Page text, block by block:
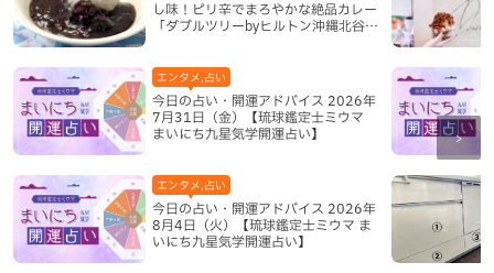
し味！ピリ辛でまろやかな絶品カレー
「ダブルツリーbyヒルトン沖縄北谷リ
今日の占い・開運アドバイス 2026年
7月31日（金）【琉球鑑定士ミウマ
まいにち九星気学開運占い】
エンタメ,占い
今日の占い・開運アドバイス 2026年
8月4日（火）【琉球鑑定士ミウマ ま
いにち九星気学開運占い】
エンタメ,占い